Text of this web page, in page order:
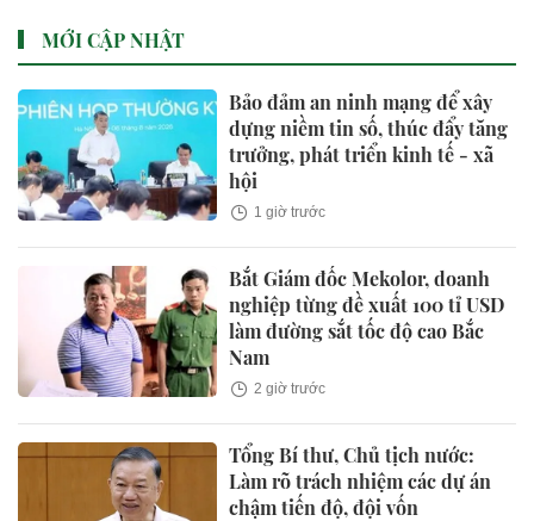
MỚI CẬP NHẬT
Bảo đảm an ninh mạng để xây
dựng niềm tin số, thúc đẩy tăng
trưởng, phát triển kinh tế - xã
hội
1 giờ trước
Bắt Giám đốc Mekolor, doanh
nghiệp từng đề xuất 100 tỉ USD
làm đường sắt tốc độ cao Bắc
Nam
2 giờ trước
Tổng Bí thư, Chủ tịch nước:
Làm rõ trách nhiệm các dự án
chậm tiến độ, đội vốn